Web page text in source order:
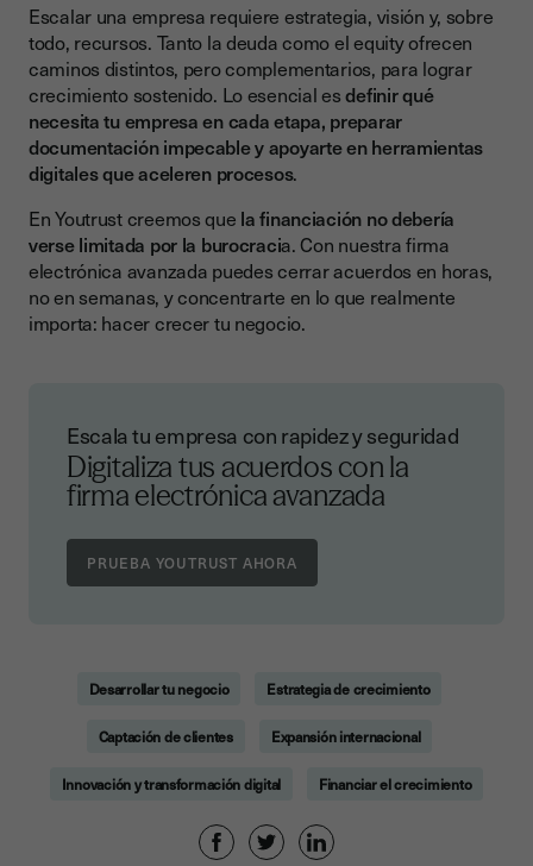
Escalar una empresa requiere estrategia, visión y, sobre
todo, recursos. Tanto la deuda como el equity ofrecen
caminos distintos, pero complementarios, para lograr
crecimiento sostenido. Lo esencial esdefinir qué
necesita tu empresa en cada etapa, preparar
documentación impecable y apoyarte en herramientas
digitales que aceleren procesos.
En Youtrust creemos que la financiación no debería
verse limitada por la burocracia. Con nuestra firma
electrónica avanzada puedes cerrar acuerdos en horas,
no en semanas, y concentrarte en lo que realmente
importa: hacer crecer tu negocio.
Escala tu empresa con rapidez y seguridad
Digitaliza tus acuerdos con la
firma electrónica avanzada
Desarrollar tu negocio Estrategia de crecimiento
Captación de clientes Expansión internacional
Innovación y transformación digital Financiar el crecimiento